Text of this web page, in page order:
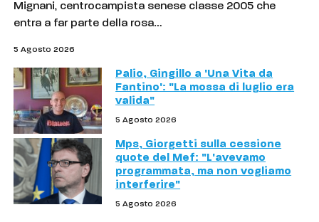
Mignani, centrocampista senese classe 2005 che
entra a far parte della rosa…
5 Agosto 2026
Palio, Gingillo a 'Una Vita da
Fantino': "La mossa di luglio era
valida"
5 Agosto 2026
Mps, Giorgetti sulla cessione
quote del Mef: "L'avevamo
programmata, ma non vogliamo
interferire"
5 Agosto 2026